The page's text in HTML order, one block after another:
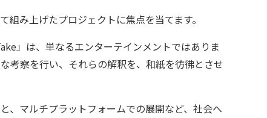
み上げたプロジェクトに焦点を当てます。
」は、単なるエンターテインメントではありま
考察を行い、それらの解釈を、和紙を彷彿とさせ
、マルチプラットフォームでの展開など、社会へ